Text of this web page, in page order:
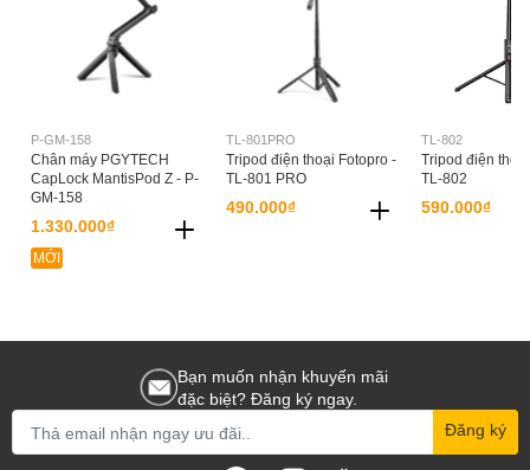
P-GM-158
Chân máy PGYTECH
CapLock MantisPod Z - P-
GM-158
1.330.000₫
MỚI
TL-801PRO
Tripod điện thoại Fotopro -
TL-801 PRO
490.000₫
TL-802
Tripod điện
TL-802
590.000₫
Bạn muốn nhận khuyến mãi
đặc biệt? Đăng ký ngay.
Đăng ký